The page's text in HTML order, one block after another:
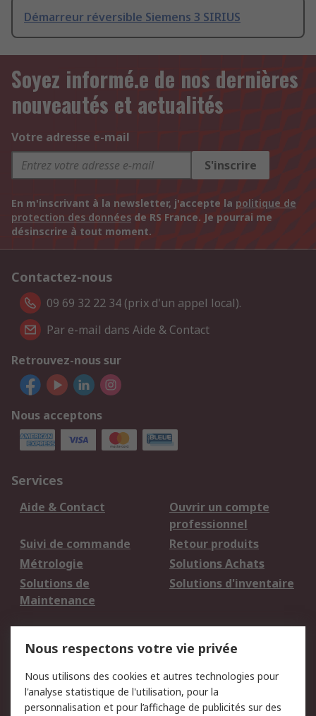
Démarreur réversible Siemens 3 SIRIUS
Soyez informé.e de nos dernières
nouveautés et actualités
Votre adresse e-mail
S'inscrire
En m'inscrivant à la newsletter, j'accepte la politique de
protection des données de RS France. Je pourrai me
désinscrire à tout moment.
Contactez-nous
09 69 32 22 34 (prix d'un appel local).
Par e-mail dans Aide & Contact
Retrouvez-nous sur
Nous acceptons
Services
Aide & Contact
Ouvrir un compte
professionnel
Suivi de commande
Retour produits
Métrologie
Solutions Achats
Solutions de
Maintenance
Solutions d'inventaire
du site
Politique de protection
Sécurité des E-mails
Nous respectons votre vie privée
Nous utilisons des cookies et autres technologies pour
l'analyse statistique de l'utilisation, pour la
personnalisation et pour l’affichage de publicités sur des